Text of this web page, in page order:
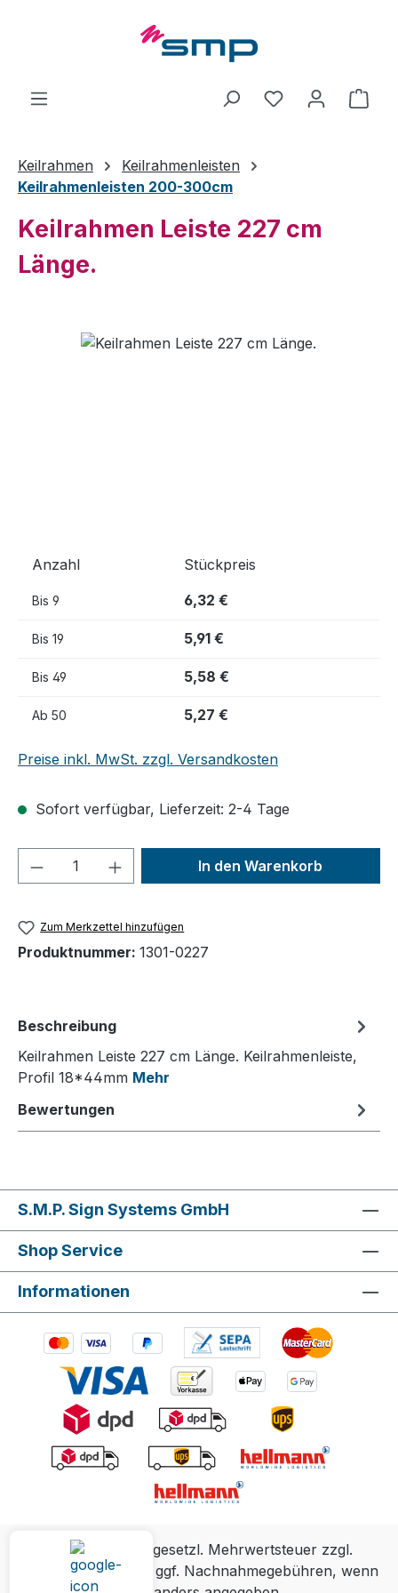
Zum Hauptinhalt springen
Keilrahmen
Keilrahmenleisten
Keilrahmenleisten 200-300cm
Keilrahmen Leiste 227 cm
Länge.
Bildergalerie überspringen
Anzahl Stückpreis
Bis 9 6,32 €
Bis 19 5,91 €
Bis 49 5,58 €
Ab 50 5,27 €
Preise inkl. MwSt. zzgl. Versandkosten
Sofort verfügbar, Lieferzeit: 2-4 Tage
Produkt Anzahl: Gib denIn den Warenkorb
Zum Merkzettel hinzufügen
Produktnummer: 1301-0227
Beschreibung
Keilrahmen Leiste 227 cm Länge. Keilrahmenleiste,
Profil 18*44mm Mehr
Bewertungen
S.M.P. Sign Systems GmbH
Shop Service
Informationen
Alle Preise inkl. gesetzl. Mehrwertsteuer zzgl.
Versandkostenund ggf. Nachnahmegebühren, wenn